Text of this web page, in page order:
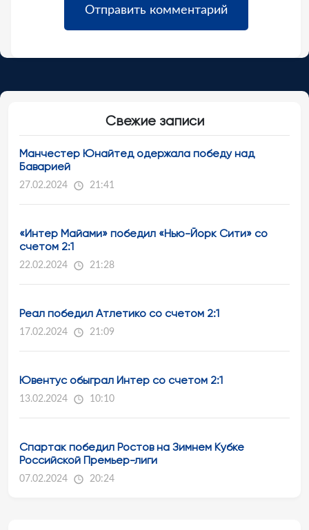
Свежие записи
Манчестер Юнайтед одержала победу над
Баварией
27.02.2024 21:41
«Интер Майами» победил «Нью-Йорк Сити» со
счетом 2:1
22.02.2024 21:28
Реал победил Атлетико со счетом 2:1
17.02.2024 21:09
Ювентус обыграл Интер со счетом 2:1
13.02.2024 10:10
Спартак победил Ростов на Зимнем Кубке
Российской Премьер-лиги
07.02.2024 20:24